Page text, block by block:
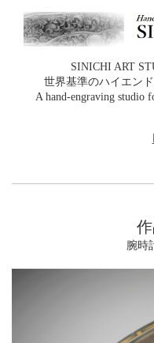
SINICHI ART
世界基準のハイエン
A hand‑engraving studio
腕時